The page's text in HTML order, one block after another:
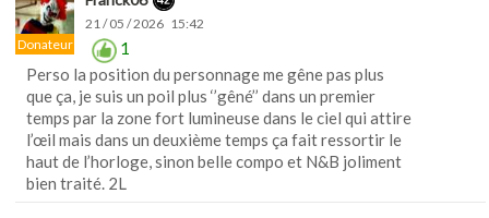
Donateur
21 / 05 / 2026 15:42
1
Perso la position du personnage me gêne pas plus
que ça, je suis un poil plus ‘’gêné’’ dans un premier
temps par la zone fort lumineuse dans le ciel qui attire
l’œil mais dans un deuxième temps ça fait ressortir le
haut de l’horloge, sinon belle compo et N&B joliment
bien traité. 2L